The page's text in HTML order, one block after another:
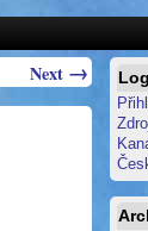
Next →